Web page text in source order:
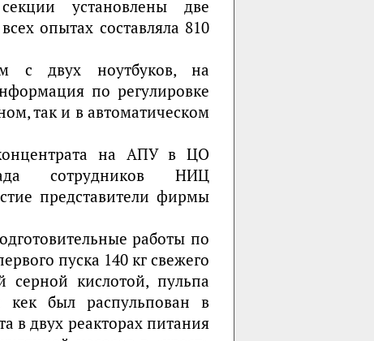
установлены две
опытах составляла 810
с двух ноутбуков, на
по регулировке
так и в автоматическом
на АПУ в ЦО
сотрудников НИЦ
представители фирмы
работы по
пуска 140 кг свежего
серной кислотой, пульпа
кек был распульпован в
в двух реакторах питания